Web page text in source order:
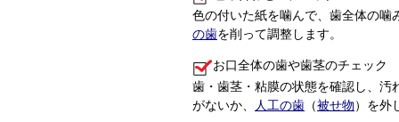
色の付いた紙を噛んで、歯全体の噛
の歯を削って調整します。
お口全体の歯や歯茎のチェック
歯・歯茎・粘膜の状態を確認し、汚
がないか、
人工の歯 （被せ物 ）を外